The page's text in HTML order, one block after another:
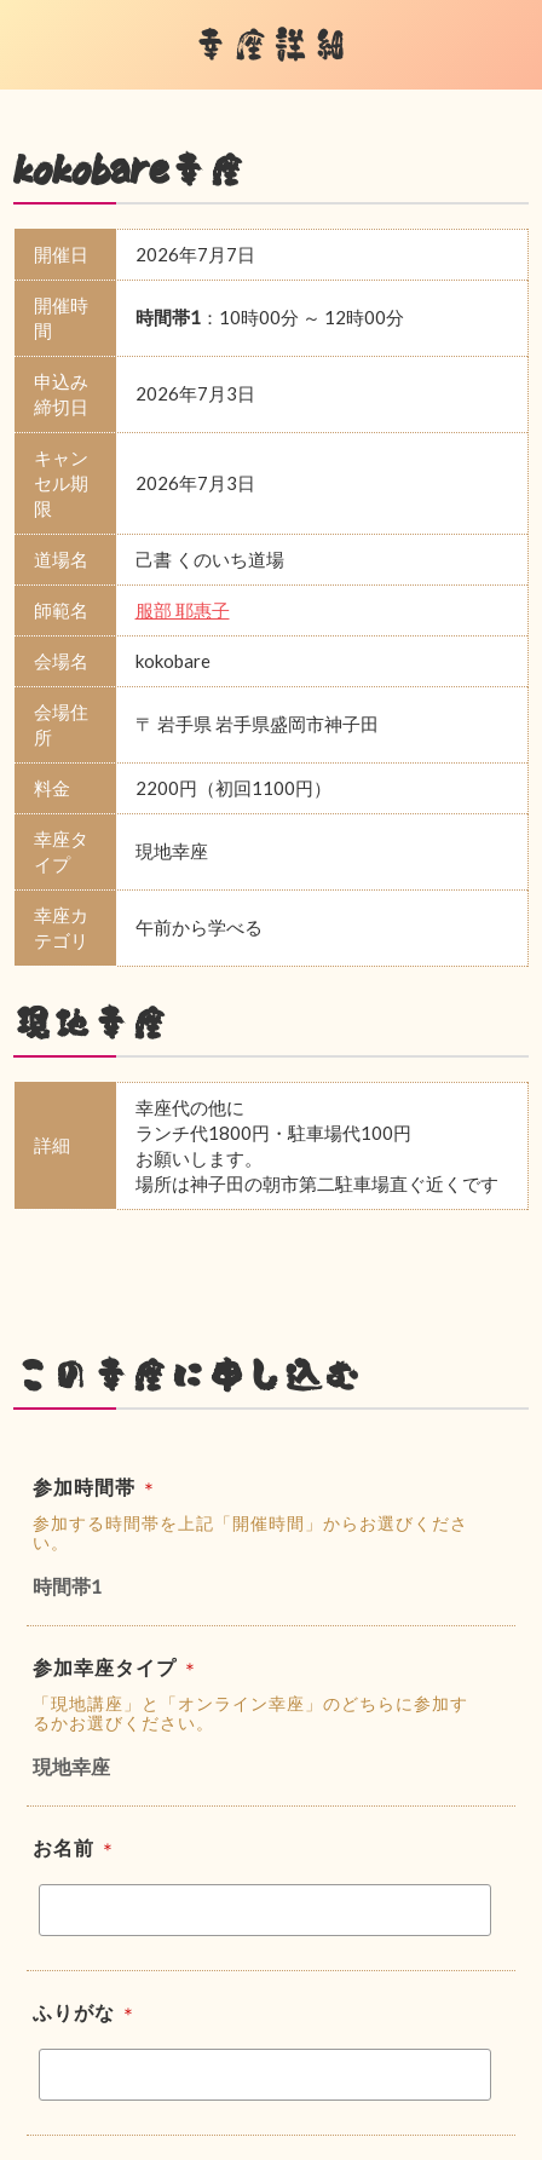
幸座詳細
kokobare幸座
開催日 2026年7月7日
開催時
間
時間帯1：10時00分 ～ 12時00分
申込み
締切日
2026年7月3日
キャン
セル期
限
2026年7月3日
道場名 己書 くのいち道場
師範名 服部 耶惠子
会場名 kokobare
会場住
所
〒 岩手県 岩手県盛岡市神子田
料金 2200円（初回1100円）
幸座タ
イプ
現地幸座
幸座カ
テゴリ
午前から学べる
現地幸座
詳細
幸座代の他に
ランチ代1800円・駐車場代100円
お願いします。
場所は神子田の朝市第二駐車場直ぐ近くです
この幸座に申し込む
参加時間帯 ＊
参加する時間帯を上記「開催時間」からお選びくださ
い。
時間帯1
参加幸座タイプ ＊
「現地講座」と「オンライン幸座」のどちらに参加す
るかお選びください。
現地幸座
お名前 ＊
ふりがな ＊